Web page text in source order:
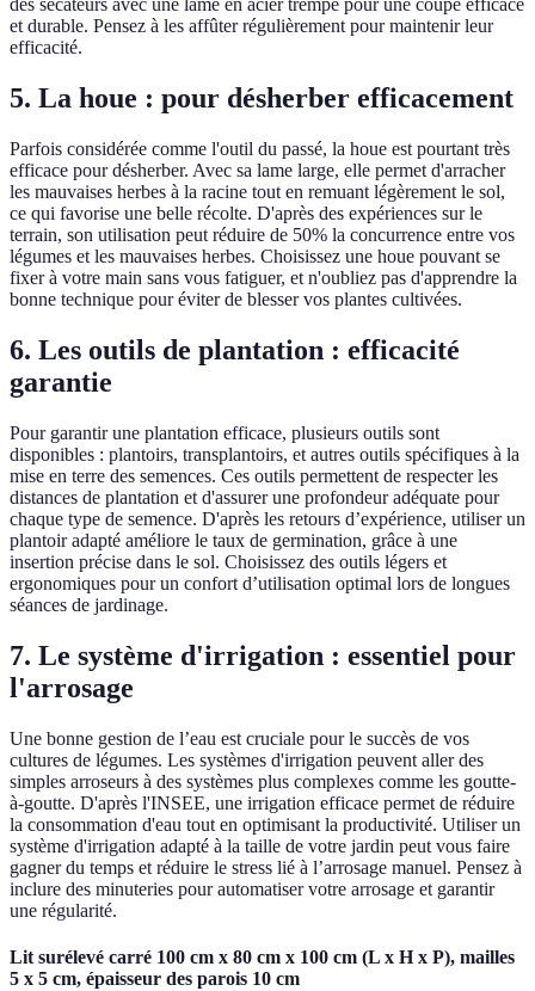
des sécateurs avec une lame en acier trempé pour une coupe efficace
et durable. Pensez à les affûter régulièrement pour maintenir leur
efficacité.
5. La houe : pour désherber efficacement
Parfois considérée comme l'outil du passé, la houe est pourtant très
efficace pour désherber. Avec sa lame large, elle permet d'arracher
les mauvaises herbes à la racine tout en remuant légèrement le sol,
ce qui favorise une belle récolte. D'après des expériences sur le
terrain, son utilisation peut réduire de 50% la concurrence entre vos
légumes et les mauvaises herbes. Choisissez une houe pouvant se
fixer à votre main sans vous fatiguer, et n'oubliez pas d'apprendre la
bonne technique pour éviter de blesser vos plantes cultivées.
6. Les outils de plantation : efficacité
garantie
Pour garantir une plantation efficace, plusieurs outils sont
disponibles : plantoirs, transplantoirs, et autres outils spécifiques à la
mise en terre des semences. Ces outils permettent de respecter les
distances de plantation et d'assurer une profondeur adéquate pour
chaque type de semence. D'après les retours d’expérience, utiliser un
plantoir adapté améliore le taux de germination, grâce à une
insertion précise dans le sol. Choisissez des outils légers et
ergonomiques pour un confort d’utilisation optimal lors de longues
séances de jardinage.
7. Le système d'irrigation : essentiel pour
l'arrosage
Une bonne gestion de l’eau est cruciale pour le succès de vos
cultures de légumes. Les systèmes d'irrigation peuvent aller des
simples arroseurs à des systèmes plus complexes comme les goutte-
à-goutte. D'après l'INSEE, une irrigation efficace permet de réduire
la consommation d'eau tout en optimisant la productivité. Utiliser un
système d'irrigation adapté à la taille de votre jardin peut vous faire
gagner du temps et réduire le stress lié à l’arrosage manuel. Pensez à
inclure des minuteries pour automatiser votre arrosage et garantir
une régularité.
Lit surélevé carré 100 cm x 80 cm x 100 cm (L x H x P), mailles
5 x 5 cm, épaisseur des parois 10 cm